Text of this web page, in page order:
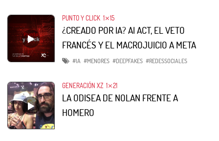
PUNTO Y CLICK 1⨯15
¿CREADO POR IA? AI ACT, EL VETO
FRANCÉS Y EL MACROJUICIO A META
#IA #MENORES #DEEPFAKES #REDESSOCIALES
GENERACIÓN XZ 1⨯21
LA ODISEA DE NOLAN FRENTE A
HOMERO